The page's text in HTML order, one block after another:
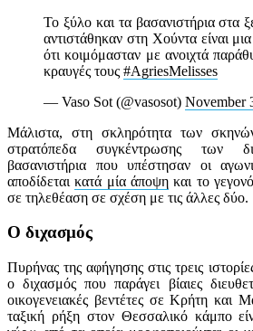
Το ξύλο και τα βασανιστήρια στα
αντιστάθηκαν στη Χούντα είναι
ότι κοιμόμασταν με ανοιχτά
κραυγές τους #AgriesMelisses
— Vaso Sot (@vasosot) November
Μάλιστα, στη σκληρότητα των
στρατόπεδα συγκέντρωσης των
βασανιστήρια που υπέστησαν οι
αποδίδεταικατά μία άποψηκαι το
σε τηλεθέαση σε σχέση με τις άλλες δύο.
Ο διχασμός
Πυρήνας της αφήγησης στις τρεις
ο διχασμός που παράγει βίαιες
οικογενειακές βεντέτες σε Κρήτη και
ταξική ρήξη στον Θεσσαλικό κάμπο